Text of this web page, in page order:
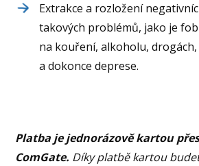
Extrakce a rozložení
takových problémů, jako je
na kouření, alkoholu,
a dokonce deprese.
Platba je jednorázově kartou
ComGate. Díky platbě kartou